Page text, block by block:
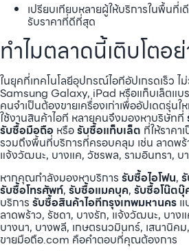
เปรียบเทียบหลายผู้ให้บริการในพื้นที่
รับราคาที่ดีที่สุด
ทำไมตลาดนี้เติบโตอ
ในยุคที่เทคโนโลยีอุปกรณ์ไอทีอัปเกรดเร็ว ไ
Samsung Galaxy, iPad หรือแท็บเล็ตแบ
คนจำเป็นต้องขายเครื่องเก่าเพื่ออัปเดตรุ่น
ใช้งานสินค้าไอที หลายคนจึงมองหาบริษัทที่
รับซื้อมือถือ หรือรับซื้อแท็บเล็ต ที่ให้ราคา
รวมถึงพื้นที่บริการที่ครอบคลุม เช่น ลาดพร้
แจ้งวัฒนะ, บางแค, วัชรพล, รามอินทรา, บ
หากคุณกำลังมองหาบริการ รับซื้อไอโฟน,
รับซื้อโทรศัพท์, รับซื้อแมคบุค, รับซื้อโน๊ตบุ๊
บริการ รับซื้อสินค้าไอทีกรุงเทพมหานคร แ
ลาดพร้าว, รัชดา, บางรัก, แจ้งวัฒนะ, บาง
บางนา, บางพลี, เกษตรนวมินทร์, เสนานิค
ขายมือถือ.com คือคำตอบที่คุณต้องการ